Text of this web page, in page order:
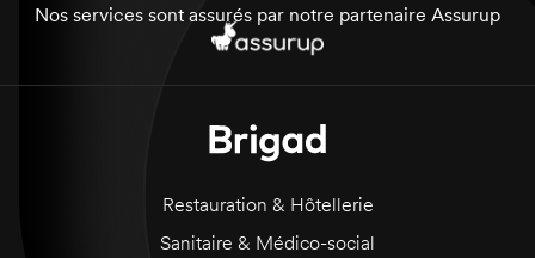
pantalon ou un jeans noir, un t-shirt ou une
chemise noir et des chaussures de ville noir. Un
Nos services sont assurés par notre partenaire Assurup
Restauration & Hôtellerie
Sanitaire & Médico-social